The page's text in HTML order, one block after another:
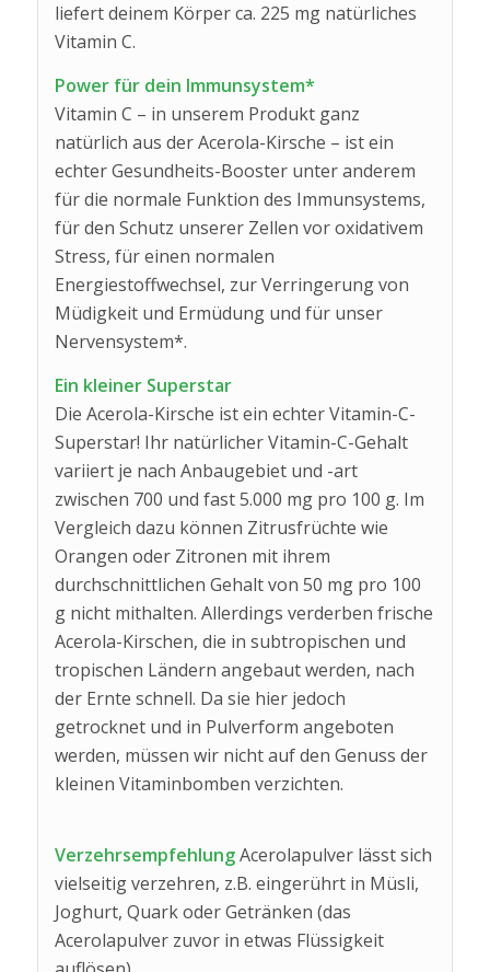
liefert deinem Körper ca. 225 mg natürliches
Vitamin C.
Power für dein Immunsystem*
Vitamin C – in unserem Produkt ganz
natürlich aus der Acerola-Kirsche – ist ein
echter Gesundheits-Booster unter anderem
für die normale Funktion des Immunsystems,
für den Schutz unserer Zellen vor oxidativem
Stress, für einen normalen
Energiestoffwechsel, zur Verringerung von
Müdigkeit und Ermüdung und für unser
Nervensystem*.
Ein kleiner Superstar
Die Acerola-Kirsche ist ein echter Vitamin-C-
Superstar! Ihr natürlicher Vitamin-C-Gehalt
variiert je nach Anbaugebiet und -art
zwischen 700 und fast 5.000 mg pro 100 g. Im
Vergleich dazu können Zitrusfrüchte wie
Orangen oder Zitronen mit ihrem
durchschnittlichen Gehalt von 50 mg pro 100
g nicht mithalten. Allerdings verderben frische
Acerola-Kirschen, die in subtropischen und
tropischen Ländern angebaut werden, nach
der Ernte schnell. Da sie hier jedoch
getrocknet und in Pulverform angeboten
werden, müssen wir nicht auf den Genuss der
kleinen Vitaminbomben verzichten.
VerzehrsempfehlungAcerolapulver lässt sich
vielseitig verzehren, z.B. eingerührt in Müsli,
Joghurt, Quark oder Getränken (das
Acerolapulver zuvor in etwas Flüssigkeit